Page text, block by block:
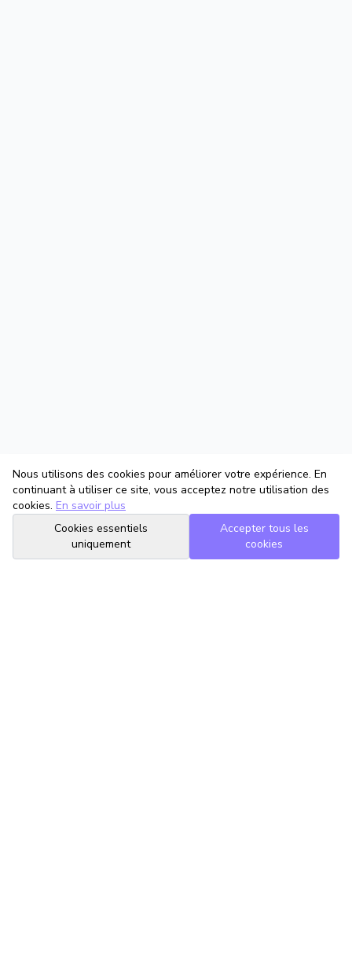
Nous utilisons des cookies pour améliorer votre expérience. En
continuant à utiliser ce site, vous acceptez notre utilisation des
cookies. En savoir plus
Cookies essentiels
uniquement
Accepter tous les
cookies